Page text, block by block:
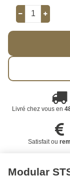
Livré chez vous en
Satisfait ou
Modular